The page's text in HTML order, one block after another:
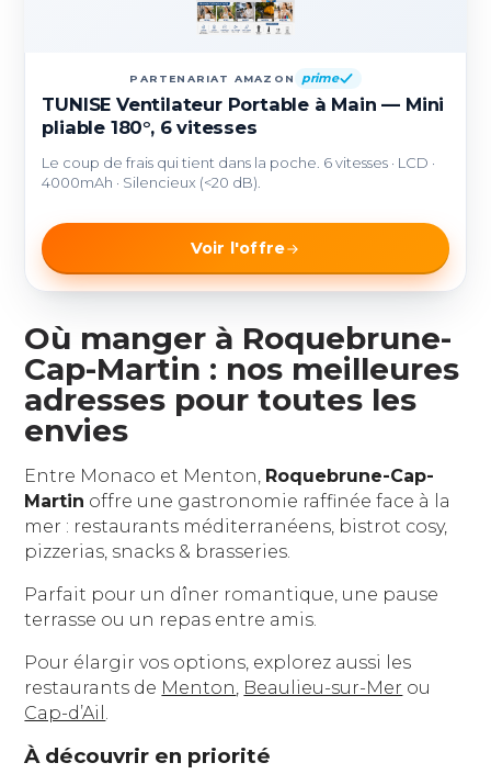
PARTENARIAT AMAZON prime
TUNISE Ventilateur Portable à Main — Mini
pliable 180°, 6 vitesses
Le coup de frais qui tient dans la poche. 6 vitesses · LCD ·
4000mAh · Silencieux (<20 dB).
Voir l'offre
Où manger à Roquebrune-
Cap-Martin : nos meilleures
adresses pour toutes les
envies
Entre Monaco et Menton, Roquebrune-Cap-
Martin offre une gastronomie raffinée face à la
mer : restaurants méditerranéens, bistrot cosy,
pizzerias, snacks & brasseries.
Parfait pour un dîner romantique, une pause
terrasse ou un repas entre amis.
Pour élargir vos options, explorez aussi les
restaurants de Menton, Beaulieu-sur-Mer ou
Cap-d’Ail .
À découvrir en priorité